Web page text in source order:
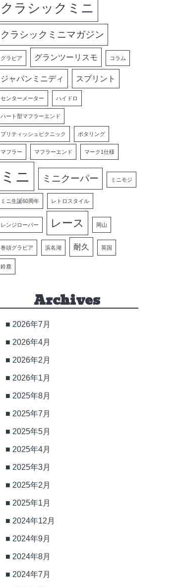
クラシックミニ
クラシックミニマガジン
グラビア グランツーリスモ コラム
ジャパンミニディ スプリント
センターメーター ハイドロ
ハート型マフラーエンド
ブリティッシュピクニック ポタリング
マフラー マフラーエンド マーク1仕様
ミニ ミニクーパー ミニモジ
ミニ生誕60周年 レトロスタイル
レンジローバー レース 岡山
巻頭グラビア 浜名湖 耐久 英国
鈴鹿
Archives
2026年7月
2026年4月
2026年2月
2026年1月
2025年8月
2025年7月
2025年5月
2025年4月
2025年3月
2025年2月
2025年1月
2024年12月
2024年9月
2024年8月
2024年7月